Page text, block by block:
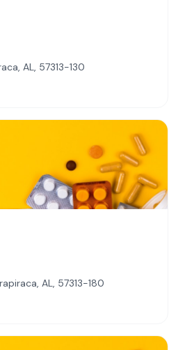
AL, 57313-130
AL, 57313-180